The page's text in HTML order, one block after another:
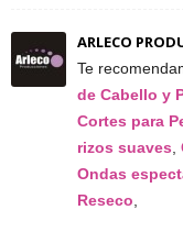
ARLECO
Te
de Cabello y
Cortes para
rizos suaves
Ondas
Reseco